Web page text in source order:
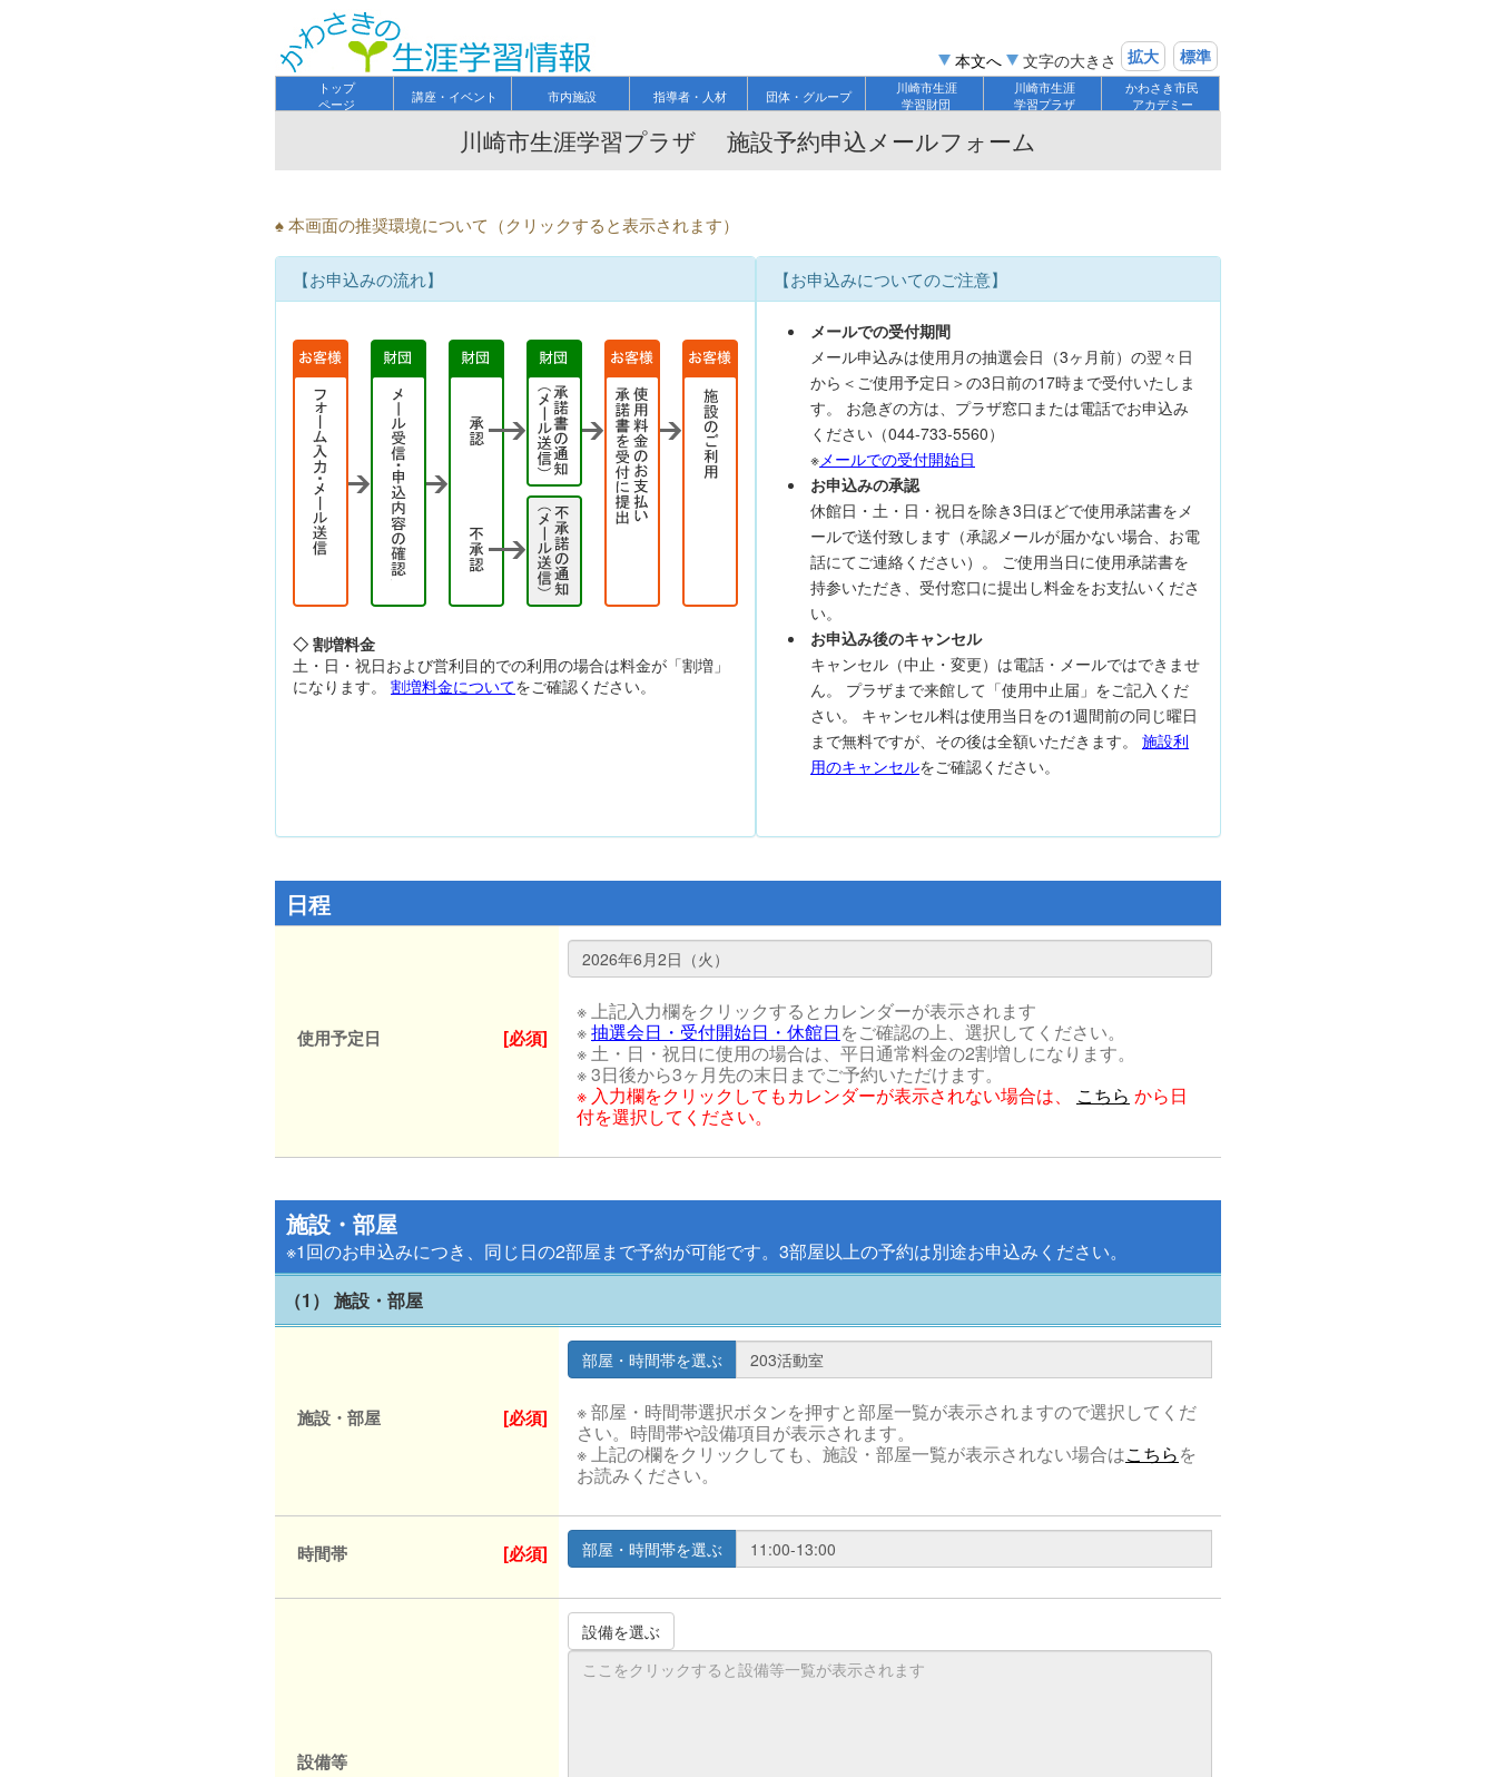
本文へ 文字の大きさ 拡大 標準
トップ
ページ
講座・イベント 市内施設 指導者・人材 団体・グループ
川崎市生涯
学習財団
川崎市生涯
学習プラザ
かわさき市民
アカデミー
川崎市生涯学習プラザ 施設予約申込メールフォーム
♠ 本画面の推奨環境について（クリックすると表示されます）
【お申込みの流れ】
◇ 割増料金
土・日・祝日および営利目的での利用の場合は料金が「割増」
になります。 割増料金についてをご確認ください。
【お申込みについてのご注意】
メールでの受付期間
メール申込みは使用月の抽選会日（3ヶ月前）の翌々日
から＜ご使用予定日＞の3日前の17時まで受付いたしま
す。 お急ぎの方は、プラザ窓口または電話でお申込み
ください（044-733-5560）
※メールでの受付開始日
お申込みの承認
休館日・土・日・祝日を除き3日ほどで使用承諾書をメ
ールで送付致します（承認メールが届かない場合、お電
話にてご連絡ください）。 ご使用当日に使用承諾書を
持参いただき、受付窓口に提出し料金をお支払いくださ
い。
お申込み後のキャンセル
キャンセル（中止・変更）は電話・メールではできませ
ん。 プラザまで来館して「使用中止届」をご記入くだ
さい。 キャンセル料は使用当日をの1週間前の同じ曜日
まで無料ですが、その後は全額いただきます。 施設利
用のキャンセルをご確認ください。
日程
使用予定日 [必須]
※ 上記入力欄をクリックするとカレンダーが表示されます
※抽選会日・受付開始日・休館日をご確認の上、選択してください。
※ 土・日・祝日に使用の場合は、平日通常料金の2割増しになります。
※ 3日後から3ヶ月先の末日までご予約いただけます。
※ 入力欄をクリックしてもカレンダーが表示されない場合は、 こちら から日
付を選択してください。
施設・部屋
※1回のお申込みにつき、同じ日の2部屋まで予約が可能です。3部屋以上の予約は別途お申込みください。
（1） 施設・部屋
施設・部屋 [必須]
※ 部屋・時間帯選択ボタンを押すと部屋一覧が表示されますので選択してくだ
さい。時間帯や設備項目が表示されます。
※ 上記の欄をクリックしても、施設・部屋一覧が表示されない場合はこちらを
お読みください。
時間帯 [必須]
設備等